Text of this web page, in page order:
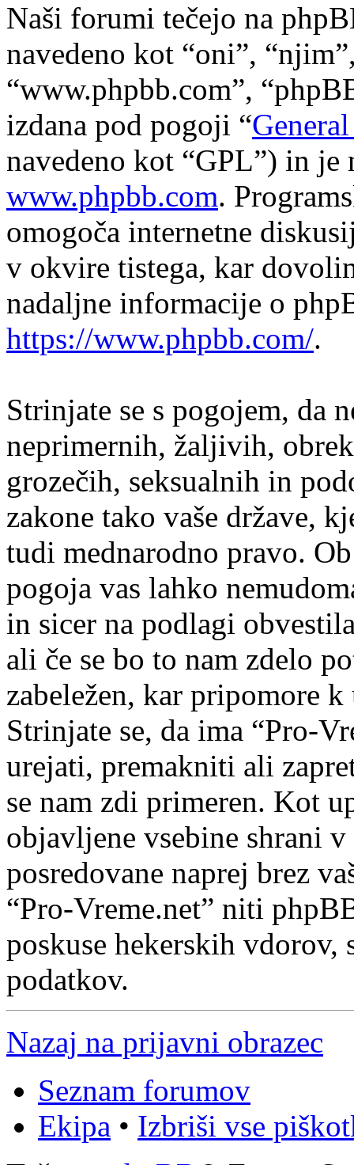
Naši forumi tečejo na
navedeno kot “oni”,
“www.phpbb.com”,
izdana pod pogoji “
navedeno kot “GPL”) in
www.phpbb.com.
omogoča internetne
v okvire tistega, kar
nadaljne informacije o
https://www.phpbb.com/.
Strinjate se s pogojem, da
neprimernih, žaljivih,
grozečih, seksualnih in
zakone tako vaše države,
tudi mednarodno pravo.
pogoja vas lahko
in sicer na podlagi
ali če se bo to nam zdelo
zabeležen, kar pripomore
Strinjate se, da ima “Pro-
urejati, premakniti ali
se nam zdi primeren. Kot
objavljene vsebine shrani
posredovane naprej brez
“Pro-Vreme.net” niti
poskuse hekerskih
podatkov.
Nazaj na prijavni obrazec
Seznam forumov
Ekipa • Izbriši vse